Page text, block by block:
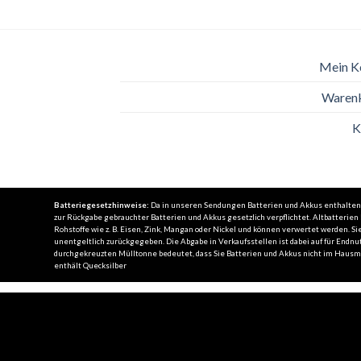
Mein
Batteriegesetzhinweise: Da in unseren Sendungen Batterien und Akkus
zur Rückgabe gebrauchter Batterien und Akkus gesetzlich verpflichtet.
Rohstoffe wie z. B. Eisen, Zink, Mangan oder Nickel und können verwertet
unentgeltlich zurückgegeben. Die Abgabe in Verkaufsstellen ist dabei auf für
durchgekreuzten Mülltonne bedeutet, dass Sie Batterien und Akkus nicht im
enthält Quecksilber